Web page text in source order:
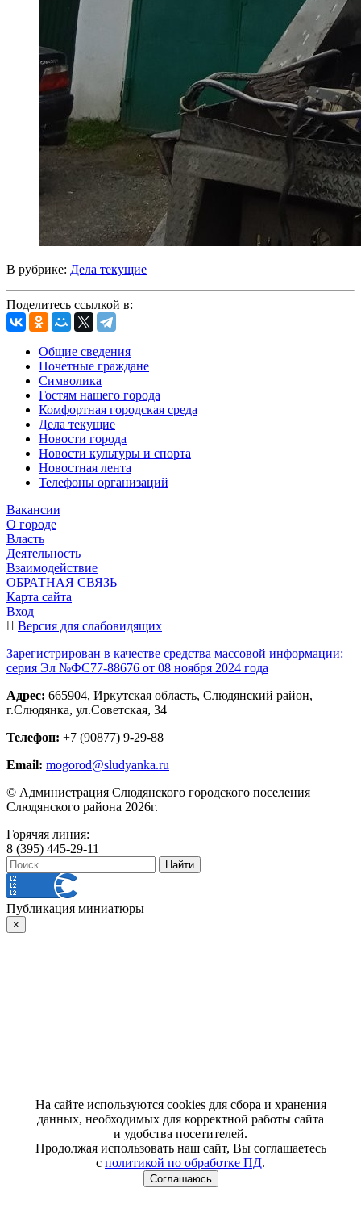
В рубрике: Дела текущие
Поделитесь ссылкой в:
Общие сведения
Почетные граждане
Символика
Гостям нашего города
Комфортная городская среда
Дела текущие
Новости города
Новости культуры и спорта
Новостная лента
Телефоны организаций
Вакансии
О городе
Власть
Деятельность
Взаимодействие
ОБРАТНАЯ СВЯЗЬ
Карта сайта
Вход
Версия для слабовидящих
Зарегистрирован в качестве средства массовой информации:
серия Эл №ФС77-88676 от 08 ноября 2024 года
Адрес: 665904, Иркутская область, Слюдянский район,
г.Слюдянка, ул.Советская, 34
Телефон: +7 (90877) 9-29-88
Email: mogorod@sludyanka.ru
© Администрация Слюдянского городского поселения
Слюдянского района 2026г.
Горячяя линия:
8 (395) 445-29-11
Публикация миниатюры
×
На сайте используются cookies для сбора и хранения
данных, необходимых для корректной работы сайта
и удобства посетителей.
Продолжая использовать наш сайт, Вы соглашаетесь
с политикой по обработке ПД.
Соглашаюсь